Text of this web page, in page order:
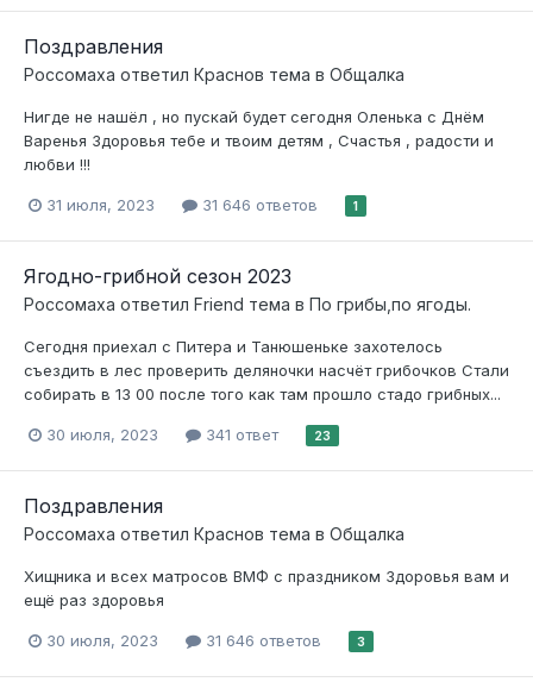
Поздравления
Россомаха ответил Краснов тема в Общалка
Нигде не нашёл , но пускай будет сегодня Оленька с Днём
Варенья Здоровья тебе и твоим детям , Счастья , радости и
любви !!!
31 июля, 2023 31 646 ответов 1
Ягодно-грибной сезон 2023
Россомаха ответил Friend тема в По грибы,по ягоды.
Сегодня приехал с Питера и Танюшеньке захотелось
съездить в лес проверить деляночки насчёт грибочков Стали
собирать в 13 00 после того как там прошло стадо грибных...
30 июля, 2023 341 ответ 23
Поздравления
Россомаха ответил Краснов тема в Общалка
Хищника и всех матросов ВМФ с праздником Здоровья вам и
ещё раз здоровья
30 июля, 2023 31 646 ответов 3